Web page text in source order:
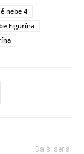
nebe 4
Figurína
Další seriál